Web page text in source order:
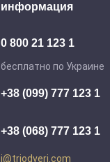
информация
0 800 21 123 1
бесплатно по Украине
+38 (099) 777 123 1
+38 (068) 777 123 1
i@triodveri.com